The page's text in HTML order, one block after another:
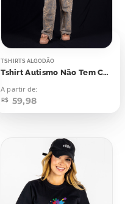
TSHIRTS ALGODÃO
Tshirt Autismo Não Tem Cara
A partir de:
R$ 59,98